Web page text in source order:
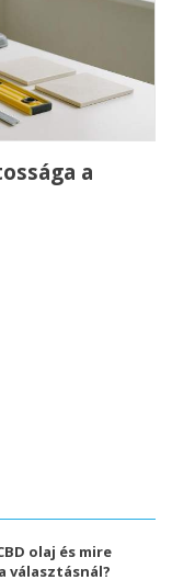
a
olaj és mire
választásnál?